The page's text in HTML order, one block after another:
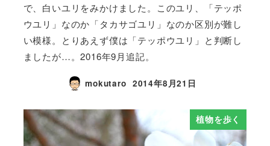
で、白いユリをみかけました。このユリ、「テッポ
ウユリ」なのか「タカサゴユリ」なのか区別が難し
い模様。とりあえず僕は「テッポウユリ」と判断し
ましたが…。2016年9月追記。
mokutaro 2014年8月21日
植物を歩く